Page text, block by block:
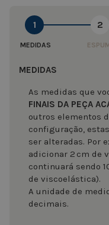
1
MEDIDAS
2
MEDIDAS
As medidas que
FINAIS DA PEÇA
outros elementos
configuração,
ser alteradas. Por
adicionar 2 cm de
continuará sendo
de viscoelástica).
A unidade de
decimais.